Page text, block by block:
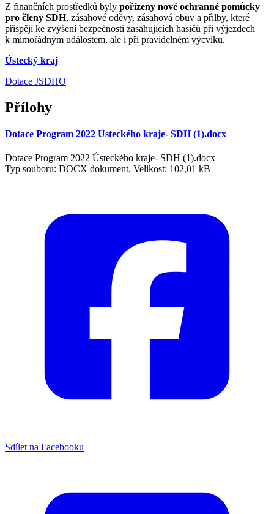
Z finančních prostředků byly pořízeny nové ochranné pomůcky
pro členy SDH, zásahové oděvy, zásahová obuv a přilby, které
přispějí ke zvýšení bezpečnosti zasahujících hasičů při výjezdech
k mimořádným událostem, ale i při pravidelném výcviku.
Ústecký kraj
Dotace JSDHO
Přílohy
Dotace Program 2022 Ústeckého kraje- SDH (1).docx
Dotace Program 2022 Ústeckého kraje- SDH (1).docx
Typ souboru: DOCX dokument, Velikost: 102,01 kB
Sdílet na Facebooku